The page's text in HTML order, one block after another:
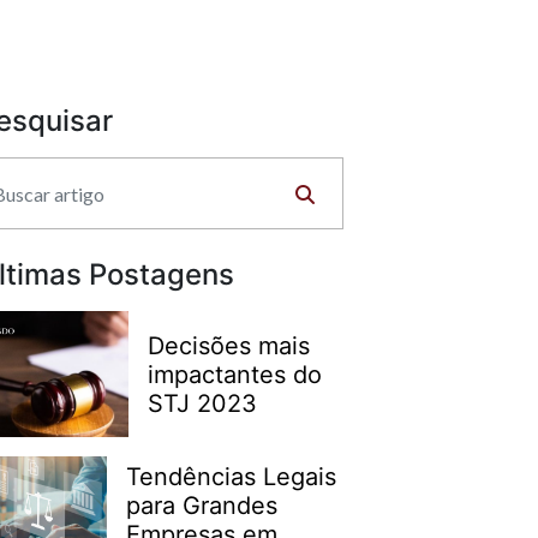
Postagens
Decisões mais
impactantes do
STJ 2023
Tendências Legais
para Grandes